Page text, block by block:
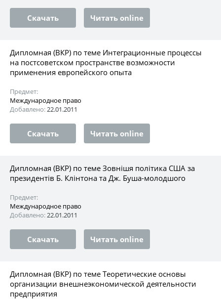
Скачать Читать online
Дипломная (ВКР) по теме Интеграционные процессы
на постсоветском пространстве возможности
применения европейского опыта
Предмет:
Международное право
Добавлено:22.01.2011
Скачать Читать online
Дипломная (ВКР) по теме Зовнішя політика США за
президентів Б. Клінтона та Дж. Буша-молодшого
Предмет:
Международное право
Добавлено:22.01.2011
Скачать Читать online
Дипломная (ВКР) по теме Теоретические основы
организации внешнеэкономической деятельности
предприятия